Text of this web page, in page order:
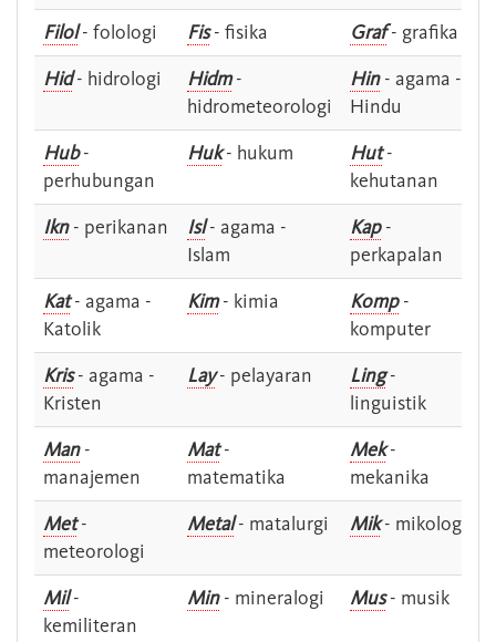
Filol- folologi Fis- fisika Graf- grafika
Hid- hidrologi Hidm-
hidrometeorologi
Hin- agama -
Hindu
Hub-
perhubungan
Huk- hukum Hut-
kehutanan
Ikn- perikanan Isl- agama -
Islam
Kap-
perkapalan
Kat- agama -
Katolik
Kim- kimia Komp-
komputer
Kris- agama -
Kristen
Lay- pelayaran Ling-
linguistik
Man-
manajemen
Mat-
matematika
Mek-
mekanika
Met-
meteorologi
Metal- matalurgi Mik- mikologi
Mil-
kemiliteran
Min- mineralogi Mus- musik